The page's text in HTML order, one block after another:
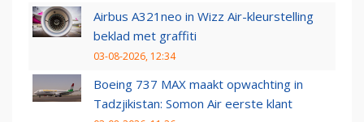
Airbus A321neo in Wizz Air-kleurstelling
beklad met graffiti
03-08-2026, 12:34
Boeing 737 MAX maakt opwachting in
Tadzjikistan: Somon Air eerste klant